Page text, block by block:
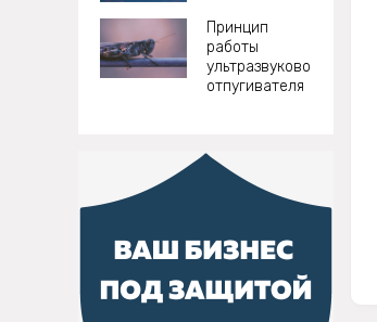
Принцип
работы
ультразвукового
отпугивателя